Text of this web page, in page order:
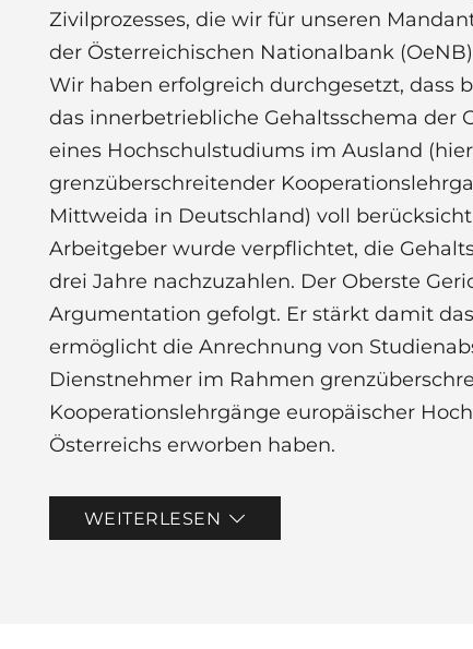
Zivilprozesses, die wir für unseren
der Österreichischen Nationalbank
Wir haben erfolgreich durchgesetzt, dass
das innerbetriebliche Gehaltsschema der
eines Hochschulstudiums im Ausland
grenzüberschreitender
Mittweida in Deutschland) voll
Arbeitgeber wurde verpflichtet, die
drei Jahre nachzuzahlen. Der Oberste
Argumentation gefolgt. Er stärkt damit
ermöglicht die Anrechnung von
Dienstnehmer im Rahmen
Kooperationslehrgänge europäischer
Österreichs erworben haben.
WEITERLESEN